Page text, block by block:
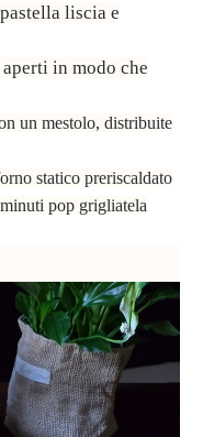
liscia e
in modo che
un mestolo, distribuite
statico preriscaldato
pop grigliatela